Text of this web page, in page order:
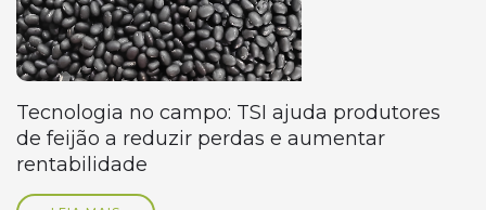
Tecnologia no campo: TSI ajuda produtores
de feijão a reduzir perdas e aumentar
rentabilidade